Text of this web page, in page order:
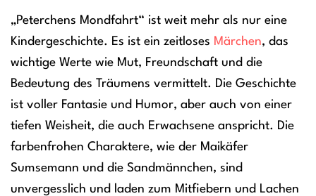
„Peterchens Mondfahrt“ ist weit mehr als nur eine
Kindergeschichte. Es ist ein zeitloses Märchen, das
wichtige Werte wie Mut, Freundschaft und die
Bedeutung des Träumens vermittelt. Die Geschichte
ist voller Fantasie und Humor, aber auch von einer
tiefen Weisheit, die auch Erwachsene anspricht. Die
farbenfrohen Charaktere, wie der Maikäfer
Sumsemann und die Sandmännchen, sind
unvergesslich und laden zum Mitfiebern und Lachen